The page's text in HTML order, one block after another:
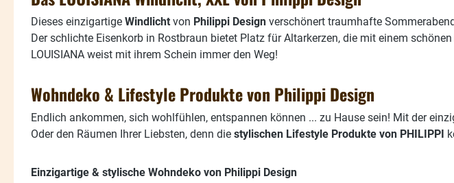
Dieses einzigartige Windlicht von Philippi Design verschönert traumhafte
Der schlichte Eisenkorb in Rostbraun bietet Platz für Altarkerzen, die mit einem
LOUISIANA weist mit ihrem Schein immer den Weg!
Wohndeko & Lifestyle Produkte von Philippi Design
Endlich ankommen, sich wohlfühlen, entspannen können ... zu Hause sein! Mit der
Oder den Räumen Ihrer Liebsten, denn die stylischen Lifestyle Produkte von PHILIPPI
Einzigartige & stylische Wohndeko von Philippi Design